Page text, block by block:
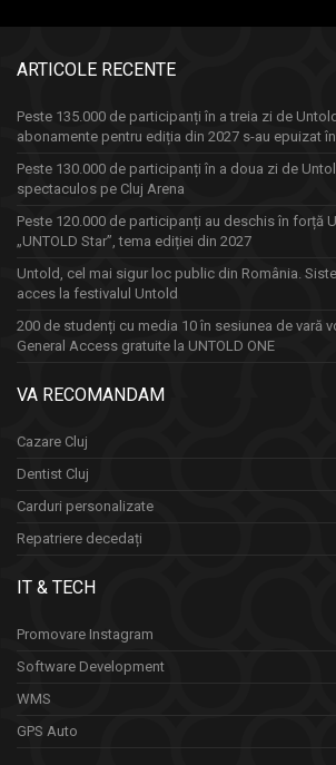
ARTICOLE RECENTE
Peste 135.000 de participanți în a treia zi de
abonamente pentru ediția din 2027 s-au epuizat
Peste 130.000 de participanți în a doua zi de
spectaculos pe Cluj Arena
Peste 120.000 de participanți au deschis în forță
„UNTOLD Star”, tema ediției din 2027
Untold, cel mai sigur loc public din România.
acces la festivalul Untold
200 de studenți cu media 10 în sesiunea de vară
General Access gratuite la UNTOLD ONE
VA RECOMANDAM
Cazare Cluj
Dentist Cluj
Carduri personalizate
Repatriere decedați
IT & TECH
Promovare Instagram
Software Development
WMS
GPS Auto